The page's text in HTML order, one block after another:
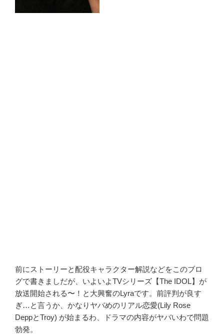
前にストーリーと配役キャラクター解説などをこのブロ
グで書きましだが、いよいよTVシリーズ【The IDOL】が
放送開始される〜！と大興奮のLyraです。前評判が良す
ぎ…と言うか、かなりヤバめのリアル恋愛(Lily Rose
DeppとTroy) が始まるわ、ドラマの内容がヤバいわで問題
勃発。